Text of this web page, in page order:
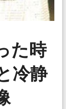
た時
冷静